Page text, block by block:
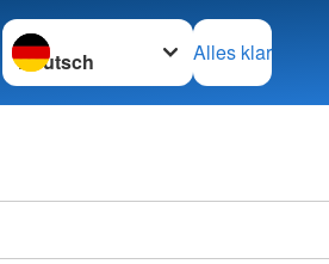
Sprache wechseln zu
Alles klar